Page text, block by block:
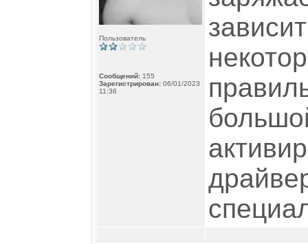
Пользователь
Сообщений: 155
Зарегистрирован: 06/01/2023
11:36